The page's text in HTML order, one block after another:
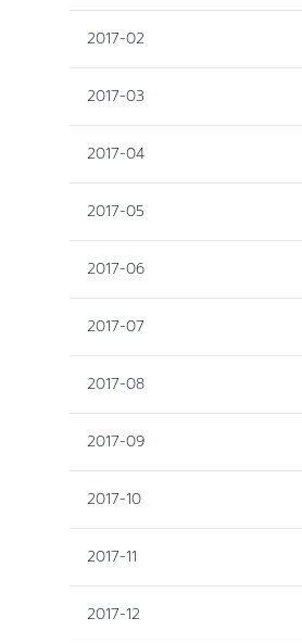
2017-02
2017-03
2017-04
2017-05
2017-06
2017-07
2017-08
2017-09
2017-10
2017-11
2017-12